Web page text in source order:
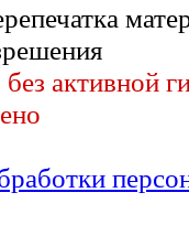
активной